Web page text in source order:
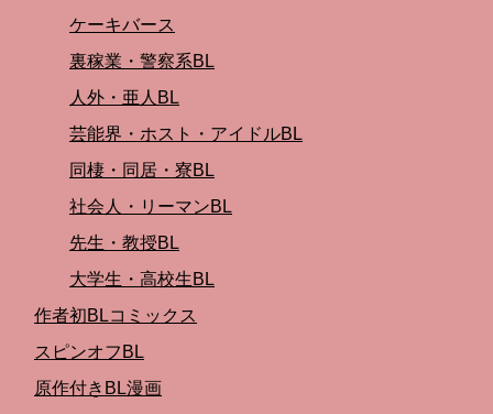
ケーキバース
裏稼業・警察系BL
人外・亜人BL
芸能界・ホスト・アイドルBL
同棲・同居・寮BL
社会人・リーマンBL
先生・教授BL
大学生・高校生BL
作者初BLコミックス
スピンオフBL
原作付きBL漫画